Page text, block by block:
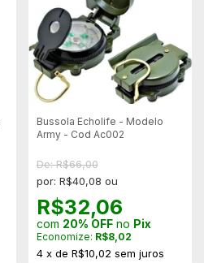
Bussola Echolife - Modelo
Army - Cod Ac002
De: R$66,00
por: R$40,08 ou
R$32,06
com 20% OFFno Pix
Economize: R$8,02
4 x de R$10,02 sem juros